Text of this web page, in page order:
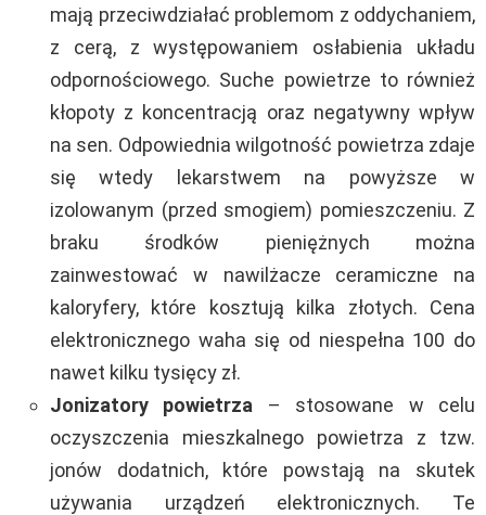
mają przeciwdziałać problemom z oddychaniem,
z cerą, z występowaniem osłabienia układu
odpornościowego. Suche powietrze to również
kłopoty z koncentracją oraz negatywny wpływ
na sen. Odpowiednia wilgotność powietrza zdaje
się wtedy lekarstwem na powyższe w
izolowanym (przed smogiem) pomieszczeniu. Z
braku środków pieniężnych można
zainwestować w nawilżacze ceramiczne na
kaloryfery, które kosztują kilka złotych. Cena
elektronicznego waha się od niespełna 100 do
nawet kilku tysięcy zł.
Jonizatory powietrza – stosowane w celu
oczyszczenia mieszkalnego powietrza z tzw.
jonów dodatnich, które powstają na skutek
używania urządzeń elektronicznych. Te